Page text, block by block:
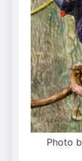
Photo